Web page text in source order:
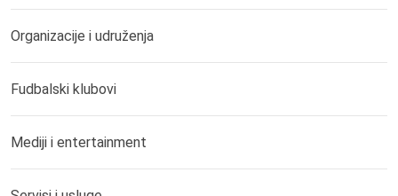
Organizacije i udruženja
Fudbalski klubovi
Mediji i entertainment